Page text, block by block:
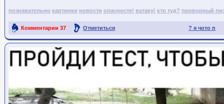
познавательно картинки новости опасносте! ватаку! кто туд? проворный
? я чото п
Комментарии 37 Отметиться
Ссылка на пост